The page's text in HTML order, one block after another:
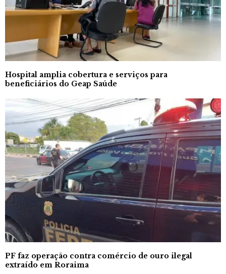
Hospital amplia cobertura e serviços para
beneficiários do Geap Saúde
PF faz operação contra comércio de ouro ilegal
extraído em Roraima